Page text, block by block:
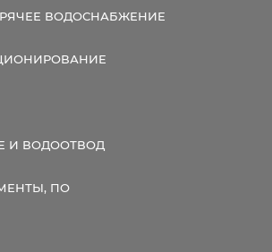
ВОДОСНАБЖЕНИЕ
И ВОДООТВОД
ПО